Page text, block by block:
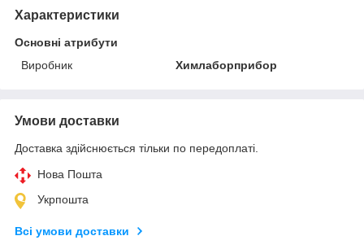
Характеристики
Основні атрибути
Виробник
Химлаборприбор
Умови доставки
Доставка здійснюється тільки по передоплаті.
Нова Пошта
Укрпошта
Всі умови доставки